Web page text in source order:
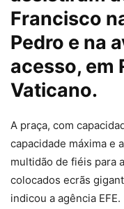
Francisco
Pedro e na
acesso, em
Vaticano.
A praça, com
capacidade máxima e
multidão de fiéis para
colocados ecrãs
indicou a agência EFE.